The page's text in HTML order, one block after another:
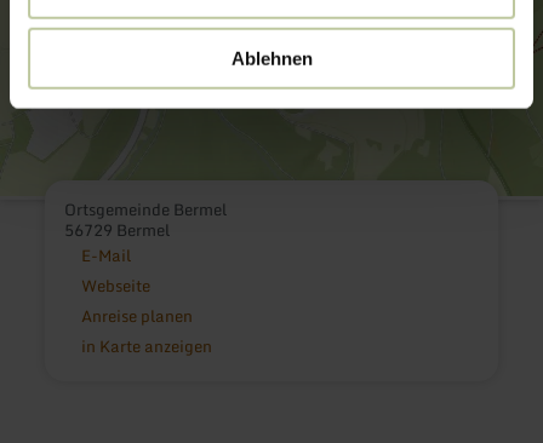
Ablehnen
Ortsgemeinde Bermel
56729 Bermel
E-Mail
Webseite
Anreise planen
in Karte anzeigen